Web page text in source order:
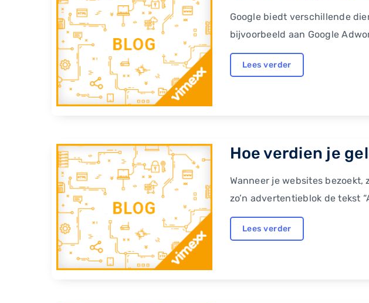
Google biedt verschillende
bijvoorbeeld aan Google
Lees verder
Hoe verdien je
Wanneer je websites
zo’n advertentieblok de tekst
Lees verder